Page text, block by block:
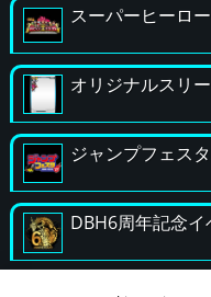
スーパーヒーロ
オリジナルスリ
ジャンプフェス
DBH6周年記念イ
ロケーションテ